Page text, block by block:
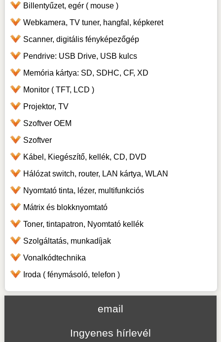
Billentyűzet, egér ( mouse )
Webkamera, TV tuner, hangfal, képkeret
Scanner, digitális fényképezőgép
Pendrive: USB Drive, USB kulcs
Memória kártya: SD, SDHC, CF, XD
Monitor ( TFT, LCD )
Projektor, TV
Szoftver OEM
Szoftver
Kábel, Kiegészítő, kellék, CD, DVD
Hálózat switch, router, LAN kártya, WLAN
Nyomtató tinta, lézer, multifunkciós
Mátrix és blokknyomtató
Toner, tintapatron, Nyomtató kellék
Szolgáltatás, munkadíjak
Vonalkódtechnika
Iroda ( fénymásoló, telefon )
email
Ingyenes hírlevél